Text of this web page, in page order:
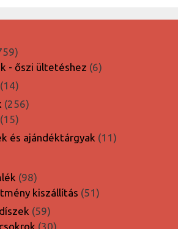
1759
termék
- őszi ültetéshez 66
1414
termék
256256
1515
termék
és ajándéktárgyak 1111
9898
termék
kiszállítás 5151
5959
termék
3030